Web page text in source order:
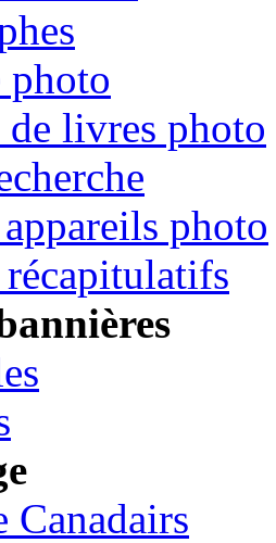
photo
de livres photo
photo
Canadairs